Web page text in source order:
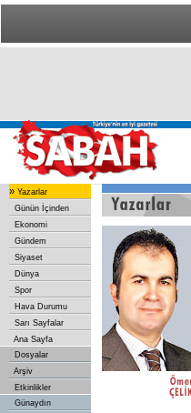
» Yazarlar
Günün İçinden
Ekonomi
Gündem
Siyaset
Dünya
Spor
Hava Durumu
Sarı Sayfalar
Ana Sayfa
Dosyalar
Arşiv
Etkinlikler
Günaydın